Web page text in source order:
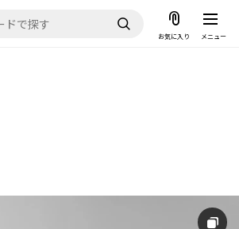
お気に入り メニュー